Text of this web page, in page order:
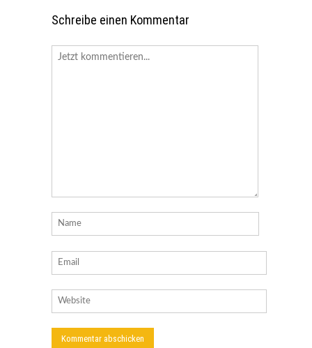
Schreibe einen Kommentar